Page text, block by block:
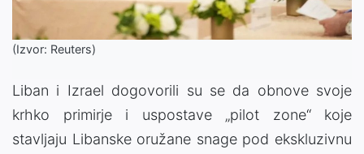
(Izvor: Reuters)
Liban i Izrael dogovorili su se da obnove svoje
krhko primirje i uspostave „pilot zone“ koje
stavljaju Libanske oružane snage pod ekskluzivnu